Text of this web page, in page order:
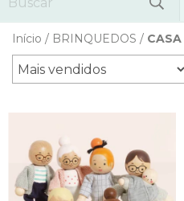
Início / BRINQUEDOS /